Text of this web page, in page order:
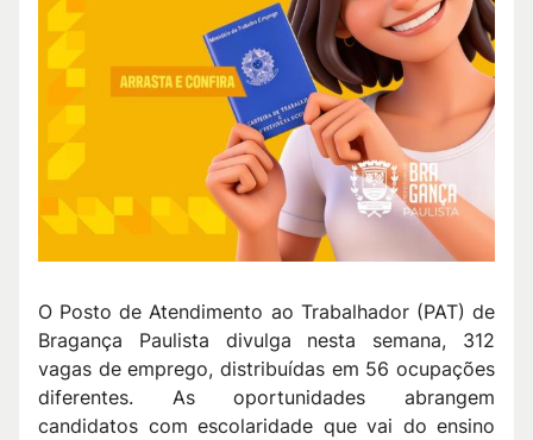
O Posto de Atendimento ao Trabalhador (PAT) de
Bragança Paulista divulga nesta semana, 312
vagas de emprego, distribuídas em 56 ocupações
diferentes. As oportunidades abrangem
candidatos com escolaridade que vai do ensino